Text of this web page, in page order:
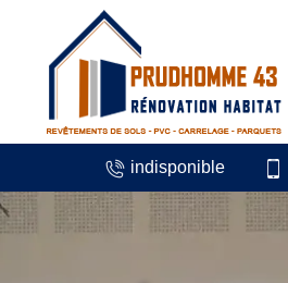
indisponible